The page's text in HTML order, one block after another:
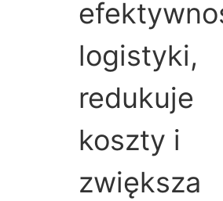
logistyki,
redukuje
koszty i
zwiększa